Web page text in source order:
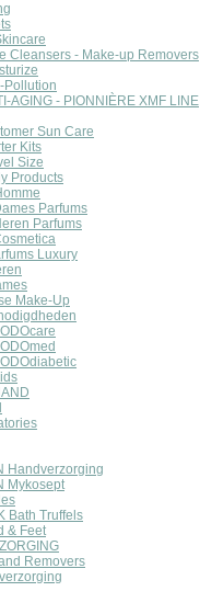
Cleansers - Make-up Removers
Pollution
AGING - PIONNIÈRE XMF LINE
Sun Care
Kits
Size
Products
Parfums
Parfums
Luxury
Make-Up
Handverzorging
Mykosept
Bath Truffels
& Feet
Removers